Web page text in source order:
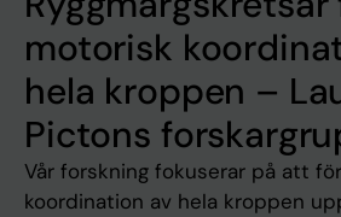
motorisk
hela kroppen –
Pictons
Vår forskning fokuserar på att
koordination av hela kroppen